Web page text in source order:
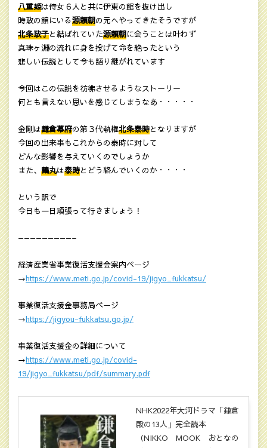
八重姫は侍女６人と共に伊東の館を抜け出し
時政の館にいる源頼朝の元へやってきたそうですが
北条政子と結ばれていた源頼朝に会うことは叶わず
真珠ヶ淵の流れに身を投げて命を絶ったという
悲しい伝説として今も語り継がれています
今回はこの伝説を彷彿させるようなストーリー
何とも言えない思いを感じてしまうなあ・・・・・
金剛は鎌倉幕府の第３代執権北条泰時となりますが
今回の出来事もこれからの泰時に対して
どんな影響を与えていくのでしょうか
また、 鶴丸は泰時とどう絡んでいくのか・・・・
という訳で
今日も一日頑張って行きましょう！
—————————–
経済産業省事業復活支援金案内ページ
→https://www.meti.go.jp/covid-19/jigyo_fukkatsu/
事業復活支援金事務局ページ
→https://jigyou-fukkatsu.go.jp/
事業復活支援金の詳細について
→https://www.meti.go.jp/covid-
19/jigyo_fukkatsu/pdf/summary.pdf
NHK2022年大河ドラマ「鎌倉
殿の13人」完全読本
（NIKKO MOOK おとなの